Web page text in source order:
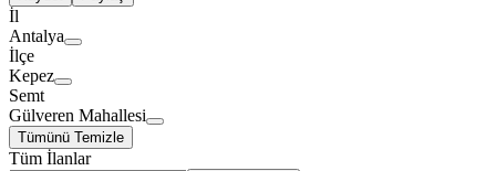
İl
Antalya
İlçe
Kepez
Semt
Gülveren Mahallesi
Tümünü Temizle
Tüm İlanlar